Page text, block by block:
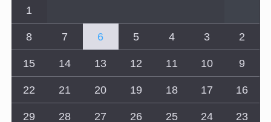
1
2
3
4
5
6
7
8
9
10
11
12
13
14
15
16
17
18
19
20
21
22
23
24
25
26
27
28
29